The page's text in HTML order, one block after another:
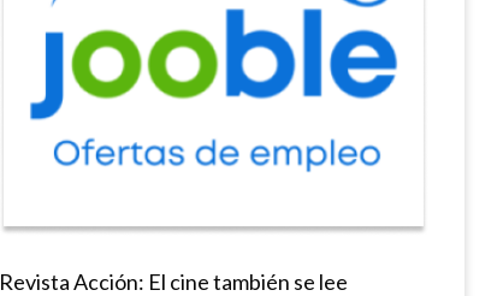
Revista Acción: El cine también se lee